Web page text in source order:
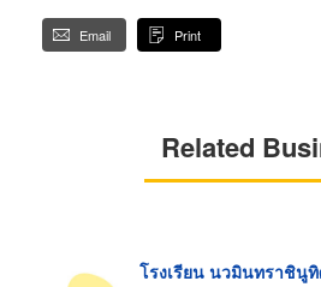
Email Print
Related
โรงเรียน นวมินทราชินู